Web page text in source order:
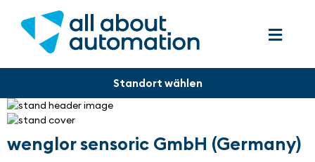
wenglor sensoric GmbH (Germany)